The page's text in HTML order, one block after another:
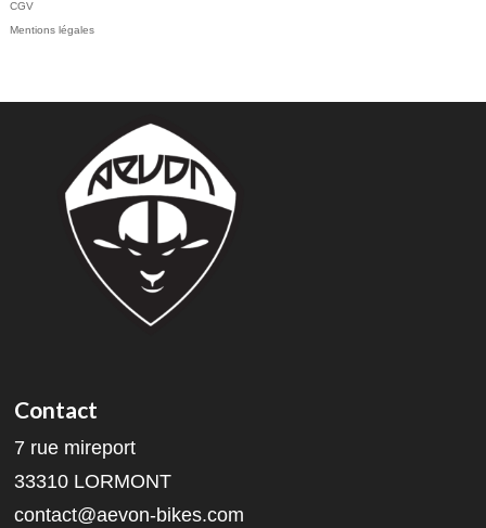
CGV
Mentions légales
Contact
7 rue mireport
33310 LORMONT
contact@aevon-bikes.com